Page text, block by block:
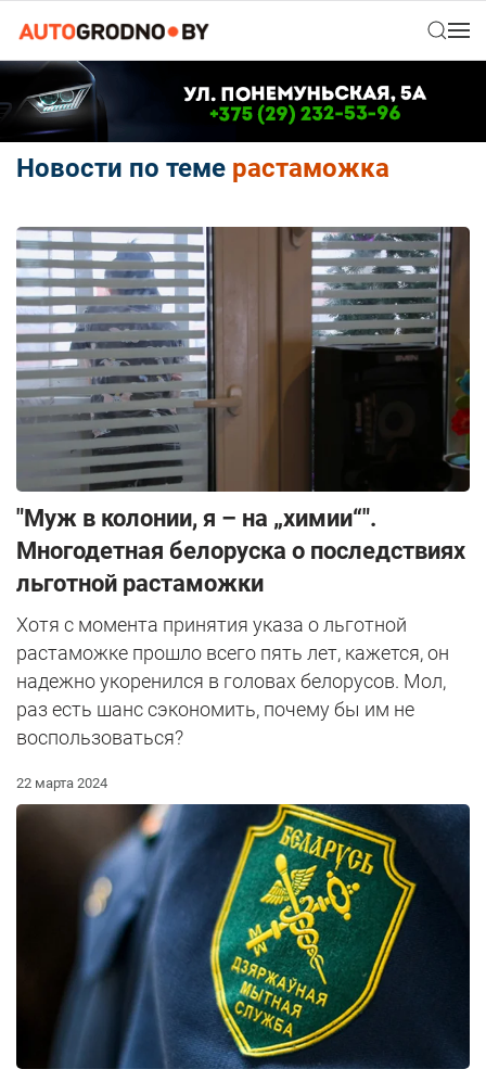
Новости по теме растаможка
"Муж в колонии, я – на „химии“".
Многодетная белоруска о последствиях
льготной растаможки
Хотя с момента принятия указа о льготной
растаможке прошло всего пять лет, кажется, он
надежно укоренился в головах белорусов. Мол,
раз есть шанс сэкономить, почему бы им не
воспользоваться?
22 марта 2024